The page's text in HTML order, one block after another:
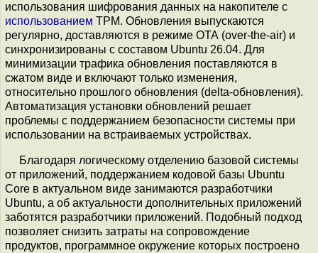
использования шифрования данных на накопителе с
использованием TPM. Обновления выпускаются
регулярно, доставляются в режиме ОТА (over-the-air) и
синхронизированы с составом Ubuntu 26.04. Для
минимизации трафика обновления поставляются в
сжатом виде и включают только изменения,
относительно прошлого обновления (delta-обновления).
Автоматизация установки обновлений решает
проблемы с поддержанием безопасности системы при
использовании на встраиваемых устройствах.
Благодаря логическому отделению базовой системы
от приложений, поддержанием кодовой базы Ubuntu
Core в актуальном виде занимаются разработчики
Ubuntu, а об актуальности дополнительных приложений
заботятся разработчики приложений. Подобный подход
позволяет снизить затраты на сопровождение
продуктов, программное окружение которых построено